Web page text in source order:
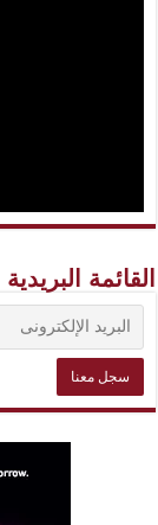
القائمة البريدية